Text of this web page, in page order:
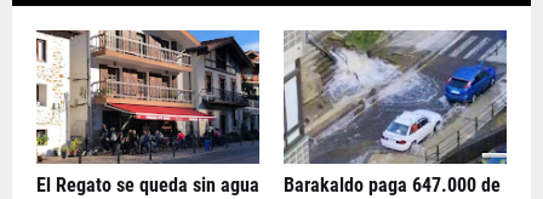
El Regato se queda sin agua
Barakaldo paga 647.000 de